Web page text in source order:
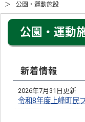
公園・運動施設
公園・運動
新着情報
2026年7月31日更新
令和8年度上峰町民